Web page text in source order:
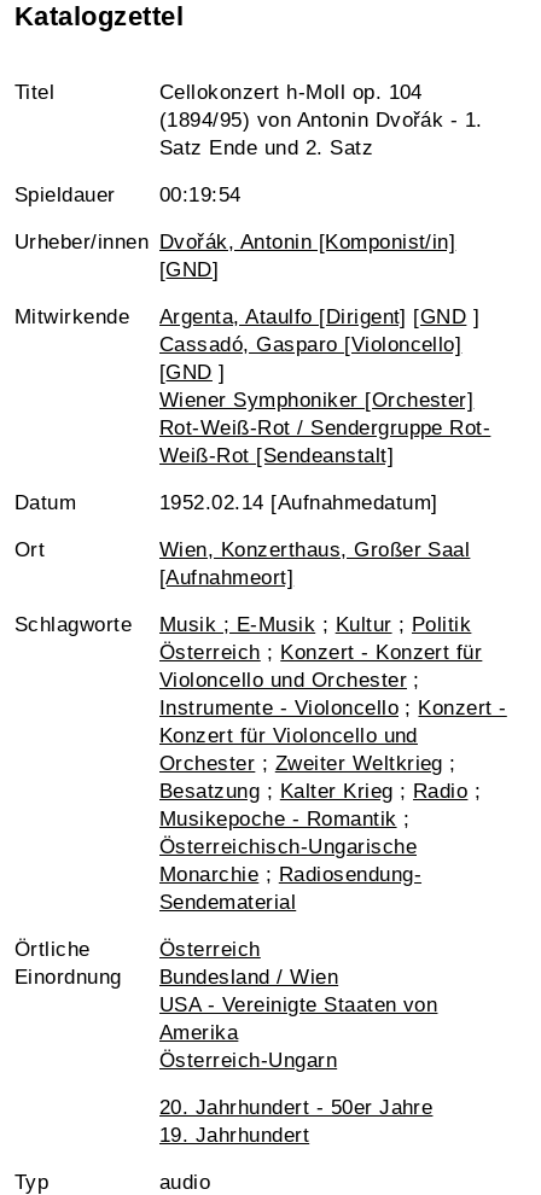
Katalogzettel
Titel
Cellokonzert h-Moll op. 104
(1894/95) von Antonin Dvořák - 1.
Satz Ende und 2. Satz
Spieldauer 00:19:54
Urheber/innen Dvořák, Antonin [Komponist/in]
[GND]
Mitwirkende Argenta, Ataulfo [Dirigent] [GND ]
Cassadó, Gasparo [Violoncello]
[GND ]
Wiener Symphoniker [Orchester]
Rot-Weiß-Rot / Sendergruppe Rot-
Weiß-Rot [Sendeanstalt]
Datum 1952.02.14 [Aufnahmedatum]
Ort
Wien, Konzerthaus, Großer Saal
[Aufnahmeort]
Schlagworte Musik ; E-Musik ; Kultur ; Politik
Österreich ; Konzert - Konzert für
Violoncello und Orchester ;
Instrumente - Violoncello ; Konzert -
Konzert für Violoncello und
Orchester ; Zweiter Weltkrieg ;
Besatzung ; Kalter Krieg ; Radio ;
Musikepoche - Romantik ;
Österreichisch-Ungarische
Monarchie ; Radiosendung-
Sendematerial
Örtliche
Einordnung
Österreich
Bundesland / Wien
USA - Vereinigte Staaten von
Amerika
Österreich-Ungarn
20. Jahrhundert - 50er Jahre
19. Jahrhundert
Typ audio